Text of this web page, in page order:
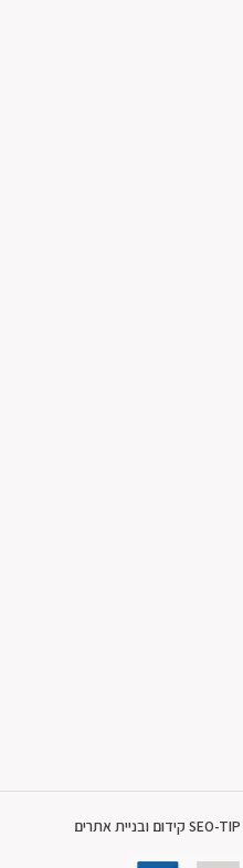
SEO-TIP קידום ובניית אתרים